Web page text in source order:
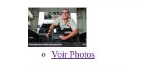
VoirPhotos